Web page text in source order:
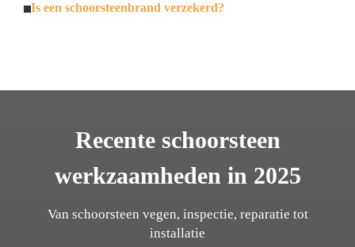
Is een schoorsteenbrand verzekerd?
Recente schoorsteen
werkzaamheden in 2025
Van schoorsteen vegen, inspectie, reparatie tot
installatie